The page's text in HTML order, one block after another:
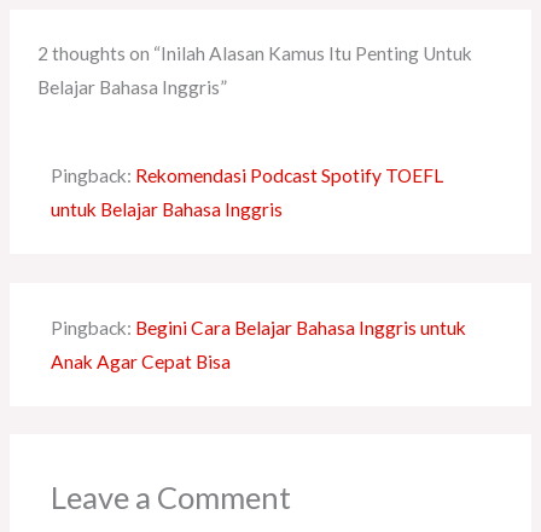
2 thoughts on “Inilah Alasan Kamus Itu Penting Untuk
Belajar Bahasa Inggris”
Pingback: Rekomendasi Podcast Spotify TOEFL
untuk Belajar Bahasa Inggris
Pingback: Begini Cara Belajar Bahasa Inggris untuk
Anak Agar Cepat Bisa
Leave a Comment